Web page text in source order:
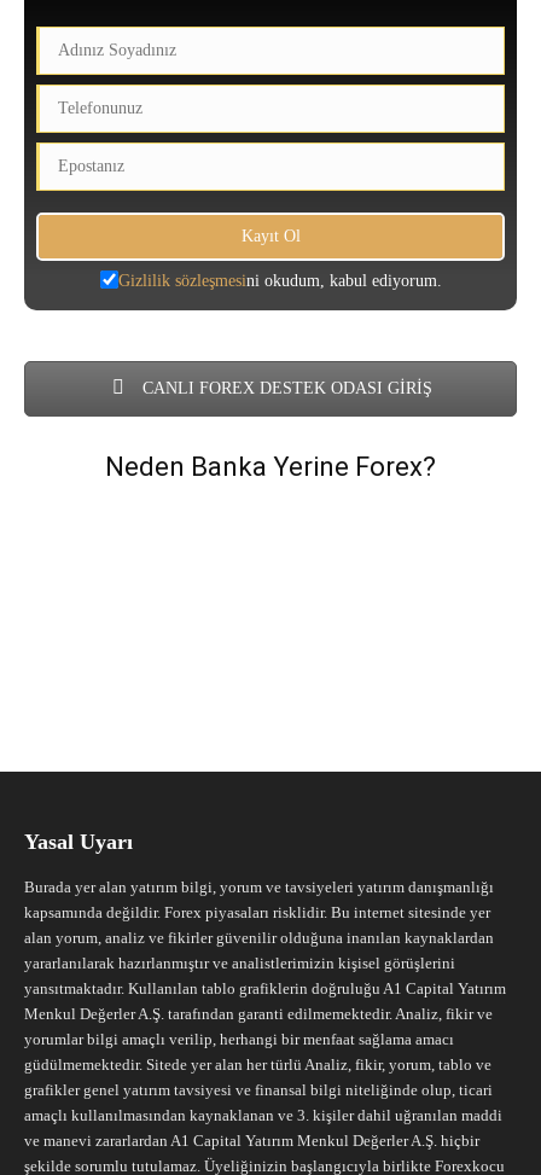
Gizlilik sözleşmesini okudum, kabul ediyorum.
CANLI FOREX DESTEK ODASI GİRİŞ
Neden Banka Yerine Forex?
Yasal Uyarı
Burada yer alan yatırım bilgi, yorum ve tavsiyeleri yatırım danışmanlığı
kapsamında değildir. Forex piyasaları risklidir. Bu internet sitesinde yer
alan yorum, analiz ve fikirler güvenilir olduğuna inanılan kaynaklardan
yararlanılarak hazırlanmıştır ve analistlerimizin kişisel görüşlerini
yansıtmaktadır. Kullanılan tablo grafiklerin doğruluğu A1 Capital Yatırım
Menkul Değerler A.Ş. tarafından garanti edilmemektedir. Analiz, fikir ve
yorumlar bilgi amaçlı verilip, herhangi bir menfaat sağlama amacı
güdülmemektedir. Sitede yer alan her türlü Analiz, fikir, yorum, tablo ve
grafikler genel yatırım tavsiyesi ve finansal bilgi niteliğinde olup, ticari
amaçlı kullanılmasından kaynaklanan ve 3. kişiler dahil uğranılan maddi
ve manevi zararlardan A1 Capital Yatırım Menkul Değerler A.Ş. hiçbir
şekilde sorumlu tutulamaz. Üyeliğinizin başlangıcıyla birlikte Forexkocu